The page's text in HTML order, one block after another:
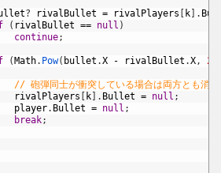
? rivalBullet = rivalPlayers k .
( rivalBullet == null )
continue;
( Math. Pow( bullet .X - rivalBullet .X, 2
// 砲弾同士が衝突している場合は両方とも消滅
rivalPlayers
k . Bullet = null ;
player. Bullet = null ;
break;